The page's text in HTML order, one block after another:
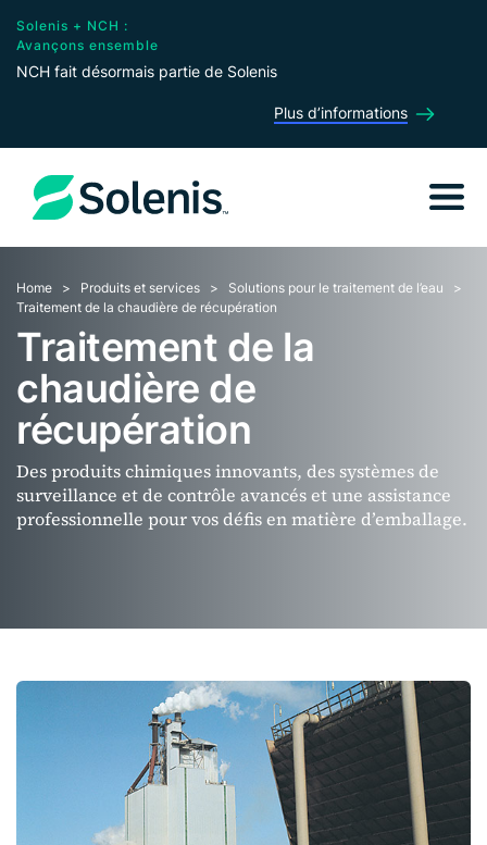
Solenis + NCH :
Avançons ensemble
NCH fait désormais partie de Solenis
Plus d’informations
Home Produits et services
Solutions pour le traitement de l’eau
Traitement de la chaudière de récupération
Traitement de la
chaudière de
récupération
Des produits chimiques innovants, des systèmes de
surveillance et de contrôle avancés et une assistance
professionnelle pour vos défis en matière d’emballage.